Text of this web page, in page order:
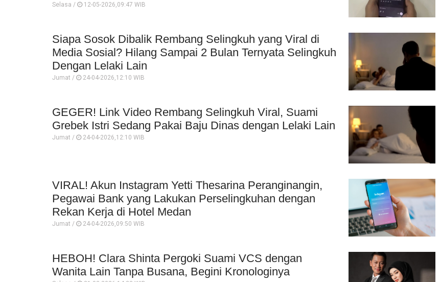
Selasa / 12-05-2026,09:47 WIB
Siapa Sosok Dibalik Rembang Selingkuh yang Viral di
Media Sosial? Hilang Sampai 2 Bulan Ternyata Selingkuh
Dengan Lelaki Lain
Jumat / 24-04-2026,12:10 WIB
GEGER! Link Video Rembang Selingkuh Viral, Suami
Grebek Istri Sedang Pakai Baju Dinas dengan Lelaki Lain
Jumat / 24-04-2026,12:10 WIB
VIRAL! Akun Instagram Yetti Thesarina Peranginangin,
Pegawai Bank yang Lakukan Perselingkuhan dengan
Rekan Kerja di Hotel Medan
Jumat / 24-04-2026,09:50 WIB
HEBOH! Clara Shinta Pergoki Suami VCS dengan
Wanita Lain Tanpa Busana, Begini Kronologinya